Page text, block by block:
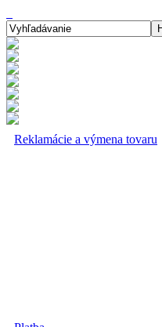
Reklamácie a výmena tovaru